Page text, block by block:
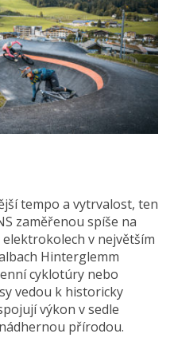
tempo a vytrvalost, ten
zaměřenou spíše na
v největším
Hinterglemm
cyklotúry nebo
vedou k historicky
výkon v sedle
přírodou.